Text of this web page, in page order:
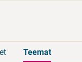
Teemat